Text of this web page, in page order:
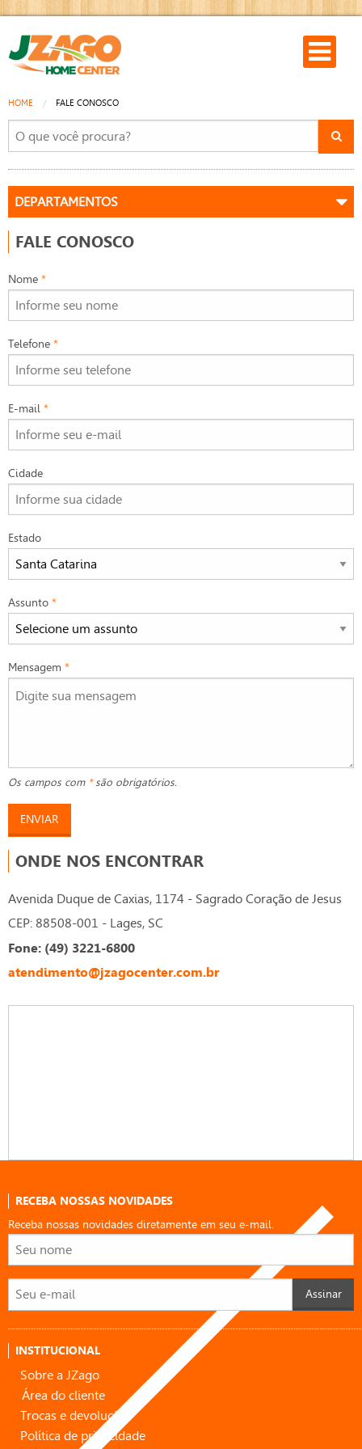
HOME FALE CONOSCO
FALE CONOSCO
Nome *
Telefone *
E-mail *
Cidade
Estado
Assunto *
Mensagem *
Os campos com *são obrigatórios.
ENVIAR
ONDE NOS ENCONTRAR
Avenida Duque de Caxias, 1174 - Sagrado Coração de Jesus
CEP: 88508-001 - Lages, SC
Fone: (49) 3221-6800
atendimento@jzagocenter.com.br
RECEBA NOSSAS NOVIDADES
Receba nossas novidades diretamente em seu e-mail.
Assinar
INSTITUCIONAL
Sobre a JZago
Área do cliente
Trocas e devoluções
Política de privacidade